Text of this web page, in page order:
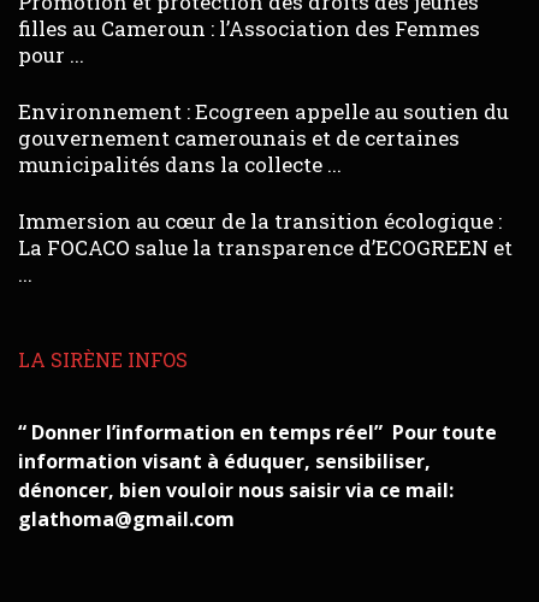
filles au Cameroun : l’Association des Femmes
pour ...
Environnement : Ecogreen appelle au soutien du
gouvernement camerounais et de certaines
municipalités dans la collecte ...
Immersion au cœur de la transition écologique :
La FOCACO salue la transparence d’ECOGREEN et
...
LA SIRÈNE INFOS
“ Donner l’information en temps réel” Pour toute
information visant à éduquer, sensibiliser,
dénoncer, bien vouloir nous saisir via ce mail:
glathoma@gmail.com